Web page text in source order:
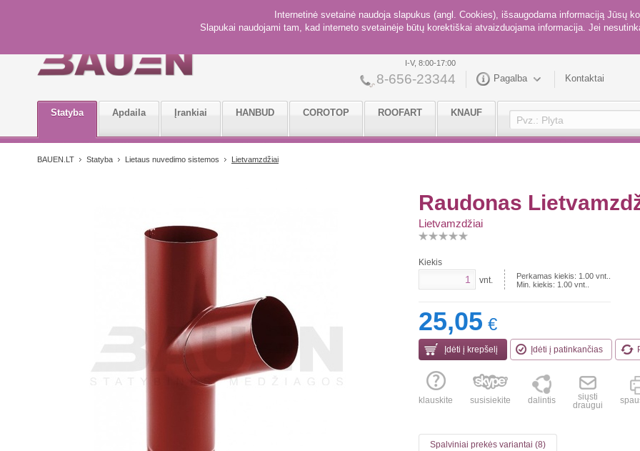
Internetinė svetainė naudoja slapukus (angl. Cookies), išsaugodama informaciją Jūsų
Slapukai naudojami tam, kad interneto svetainėje būtų korektiškai atvaizduojama informacija. Jei
I-V, 8:00-17:00
8-656-23344 Pagalba Kontaktai
Statyba Apdaila Įrankiai HANBUD COROTOP ROOFART KNAUF
BAUEN.LT Statyba Lietaus nuvedimo sistemos Lietvamzdžiai
Raudonas
Lietvamzdžiai
Kiekis
vnt.
Perkamas kiekis: 1.00 vnt..
Min. kiekis: 1.00 vnt..
25,05 €
Įdėti į krepšelį Įdėti į patinkančias
klauskite susisiekite dalintis
siųsti
draugui
Spalviniai prekės variantai (8)